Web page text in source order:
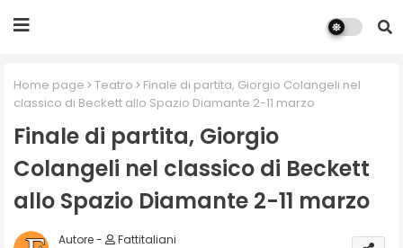
Home page Teatro
Finale di partita, Giorgio Colangeli nel
classico di Beckett allo Spazio Diamante 2-11 marzo
Finale di partita, Giorgio
Colangeli nel classico di Beckett
allo Spazio Diamante 2-11 marzo
Fattitaliani